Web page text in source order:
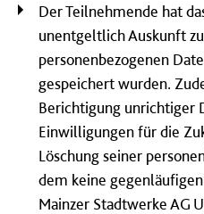
Der Teilnehmende hat
unentgeltlich Auskunft
personenbezogenen
gespeichert wurden.
Berichtigung unrichtiger
Einwilligungen für die
Löschung seiner
dem keine
Mainzer Stadtwerke AG